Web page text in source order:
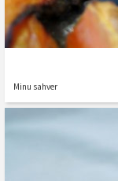
Minu sahver